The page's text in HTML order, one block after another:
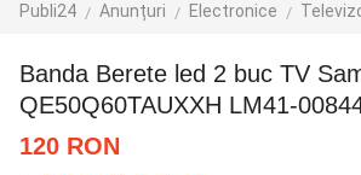
Publi24 Anunțuri Electronice
Banda Berete led 2 buc TV Samsung
QE50Q60TAUXXH LM41-
120 RON